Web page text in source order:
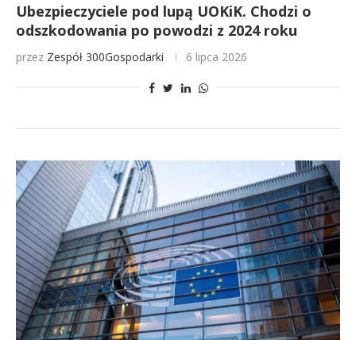
Ubezpieczyciele pod lupą UOKiK. Chodzi o
odszkodowania po powodzi z 2024 roku
przez Zespół 300Gospodarki 6 lipca 2026